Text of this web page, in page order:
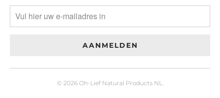
© 2026 Oh-Lief Natural Products NL